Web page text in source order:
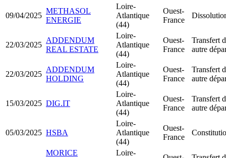
09/04/2025
METHASOL
ENERGIE
Loire-
Atlantique
(44)
Ouest-
France
22/03/2025
ADDENDUM
REAL ESTATE
Loire-
Atlantique
(44)
Ouest-
France
Transfert
autre
22/03/2025
ADDENDUM
HOLDING
Loire-
Atlantique
(44)
Ouest-
France
Transfert
autre
15/03/2025 DIG.IT
Loire-
Atlantique
(44)
Ouest-
France
Transfert
autre
05/03/2025 HSBA
Loire-
Atlantique
(44)
Ouest-
France
MORICE
Loire-